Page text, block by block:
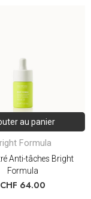
au panier
Formula
Anti-tâches Bright
Formula
CHF 64.00